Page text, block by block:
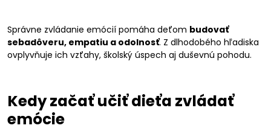
Správne zvládanie emócií pomáha deťom budovať
sebadôveru, empatiu a odolnosť. Z dlhodobého hľadiska
ovplyvňuje ich vzťahy, školský úspech aj duševnú pohodu.
Kedy začať učiť dieťa zvládať
emócie